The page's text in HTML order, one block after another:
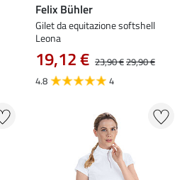
Felix Bühler
Gilet da equitazione softshell
Leona
19,12 € 23,90 €29,90 €
4.8
4